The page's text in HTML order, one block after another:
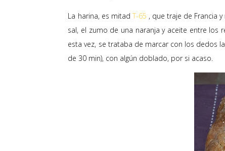
La harina, es mitad T-65 , que traje de Francia
sal, el zumo de una naranja y aceite entre los
esta vez, se trataba de marcar con los dedos
de 30 min), con algún doblado, por si acaso.